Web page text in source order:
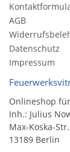
AGB
Datenschutz
Impressum
Onlineshop
Inh.: Julius
Max-Koska-
13189 Berlin